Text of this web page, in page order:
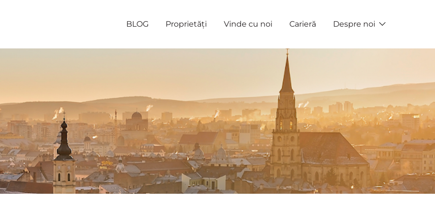
BLOG Proprietăți Vinde cu noi Carieră Despre noi